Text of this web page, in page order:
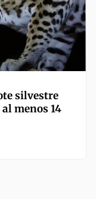
silvestre
menos 14